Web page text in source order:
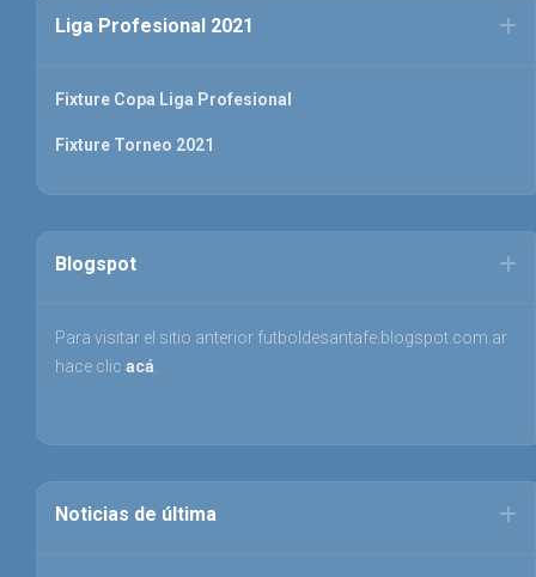
Liga Profesional 2021
Fixture Copa Liga Profesional
Fixture Torneo 2021
Blogspot
Para visitar el sitio anterior futboldesantafe.blogspot.com.ar
hace clic acá
Noticias de última